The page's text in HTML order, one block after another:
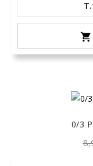

0/3